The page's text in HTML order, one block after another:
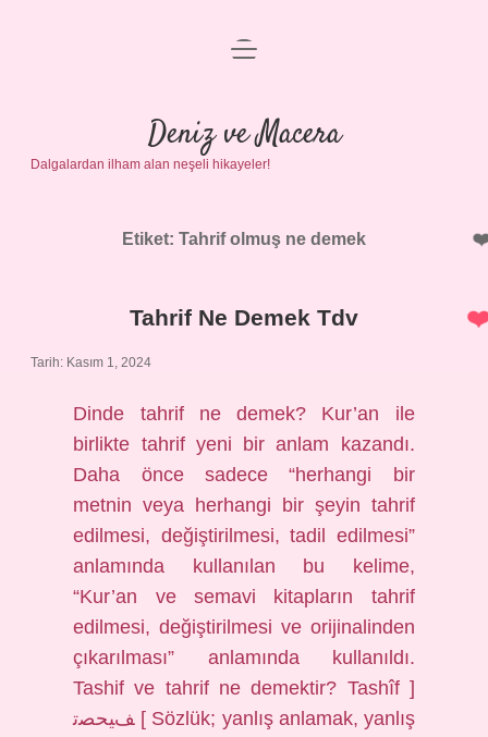
Anasayfa
Gizlilik Politikası
Yasal Uyarı
menüyü
Deniz ve Macera
Dalgalardan ilham alan neşeli hikayeler!
Etiket: Tahrif olmuş ne demek
Tahrif Ne Demek Tdv
Tarih: Kasım 1, 2024
Dinde tahrif ne demek? Kur’an ile
birlikte tahrif yeni bir anlam kazandı.
Daha önce sadece “herhangi bir
metnin veya herhangi bir şeyin tahrif
edilmesi, değiştirilmesi, tadil edilmesi”
anlamında kullanılan bu kelime,
“Kur’an ve semavi kitapların tahrif
edilmesi, değiştirilmesi ve orijinalinden
çıkarılması” anlamında kullanıldı.
Tashif ve tahrif ne demektir? Tashîf ]
ﻒﻴﺤﺼﺗ [ Sözlük; yanlış anlamak, yanlış